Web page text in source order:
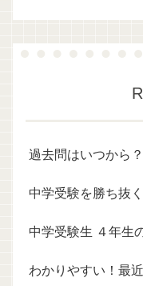
過去問はいつから
中学受験を勝ち抜
中学受験生 ４年生
わかりやすい！最